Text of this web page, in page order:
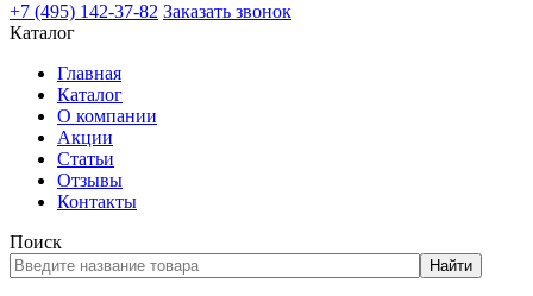
+7 (495) 142-37-82 Заказать звонок
Каталог
Главная
Каталог
О компании
Акции
Статьи
Отзывы
Контакты
Поиск
Найти